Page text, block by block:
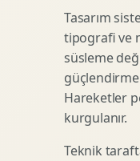
Raf Gorunurlugu
Gida Ambalaj Tasarimi
Kozmetik Ambalaj Tasarimi
E Ticaret Kutu Tasarimi
Ambalaj Mockup Tasarimi
Tasarım
tipografi ve
süsleme
Hareketler
kurgulanır.
Teknik